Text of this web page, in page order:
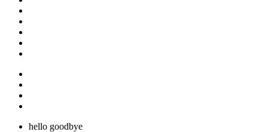
hello goodbye